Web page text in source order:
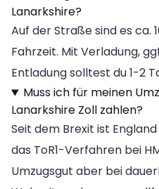
Lanarkshire?
Auf der Straße sind es ca.
Fahrzeit. Mit Verladung,
Entladung solltest du 1-2
Muss ich für meinen
Lanarkshire Zoll zahlen?
Seit dem Brexit ist
das ToR1-Verfahren bei
Umzugsgut aber bei